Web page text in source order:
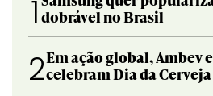
1 dobrável no Brasil
2Em ação global, Ambev
celebram Dia da Cerveja